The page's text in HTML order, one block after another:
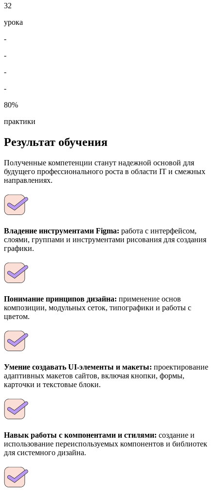
32
урока
-
-
-
-
80%
практики
Результат обучения
Полученные компетенции станут надежной основой для
будущего профессионального роста в области IT и смежных
направлениях.
Владение инструментами Figma: работа с интерфейсом,
слоями, группами и инструментами рисования для создания
графики.
Понимание принципов дизайна: применение основ
композиции, модульных сеток, типографики и работы с
цветом.
Умение создавать UI-элементы и макеты: проектирование
адаптивных макетов сайтов, включая кнопки, формы,
карточки и текстовые блоки.
Навык работы с компонентами и стилями: создание и
использование переиспользуемых компонентов и библиотек
для системного дизайна.